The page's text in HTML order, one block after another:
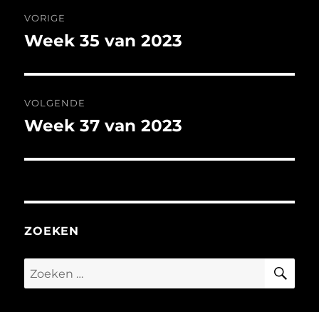
navigatie
VORIGE
Vorig
Week 35 van 2023
VOLGENDE
Volgend
Week 37 van 2023
ZOEKEN
Zoeken
naar: